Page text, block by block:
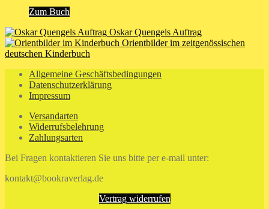
Zum Buch
Oskar Quengels Auftrag
Orientbilder im zeitgenössischen
deutschen Kinderbuch
Allgemeine Geschäftsbedingungen
Datenschutzerklärung
Impressum
Versandarten
Widerrufsbelehrung
Zahlungsarten
Bei Fragen kontaktieren Sie uns bitte per e-mail unter:
kontakt@bookraverlag.de
Vertrag widerrufen